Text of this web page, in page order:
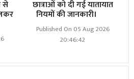
से छात्राओं को दी गई यातायात
नियमों की जानकारी।
Published On 05 Aug 2026
20:46:42